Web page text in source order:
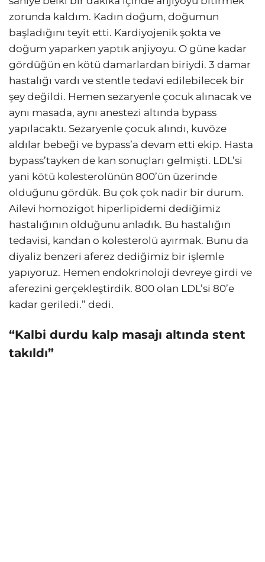
zorunda kaldım. Kadın doğum, doğumun
başladığını teyit etti. Kardiyojenik şokta ve
doğum yaparken yaptık anjiyoyu. O güne kadar
gördüğün en kötü damarlardan biriydi. 3 damar
hastalığı vardı ve stentle tedavi edilebilecek bir
şey değildi. Hemen sezaryenle çocuk alınacak ve
aynı masada, aynı anestezi altında bypass
yapılacaktı. Sezaryenle çocuk alındı, kuvöze
aldılar bebeği ve bypass’a devam etti ekip. Hasta
bypass’tayken de kan sonuçları gelmişti. LDL’si
yani kötü kolesterolünün 800’ün üzerinde
olduğunu gördük. Bu çok çok nadir bir durum.
Ailevi homozigot hiperlipidemi dediğimiz
hastalığının olduğunu anladık. Bu hastalığın
tedavisi, kandan o kolesterolü ayırmak. Bunu da
diyaliz benzeri aferez dediğimiz bir işlemle
yapıyoruz. Hemen endokrinoloji devreye girdi ve
aferezini gerçekleştirdik. 800 olan LDL’si 80’e
kadar geriledi.” dedi.
“Kalbi durdu kalp masajı altında stent
takıldı”